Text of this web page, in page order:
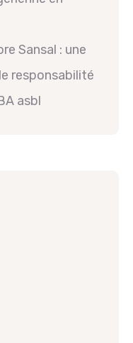
Sansal : une
responsabilité
asbl